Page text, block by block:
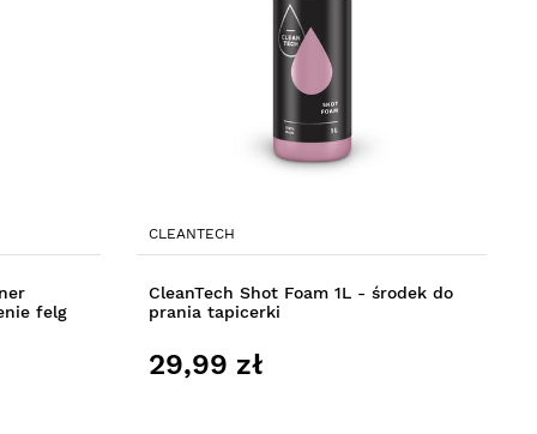
felg
CLEANTECH
CleanTech Shot Foam 1L - środek do
prania tapicerki
29,99 zł